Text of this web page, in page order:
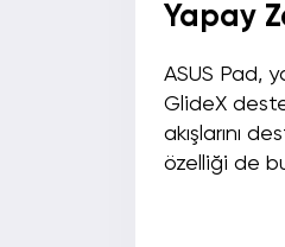
Yapay
ASUS Pad,
GlideX
akışlarını
özelliği de